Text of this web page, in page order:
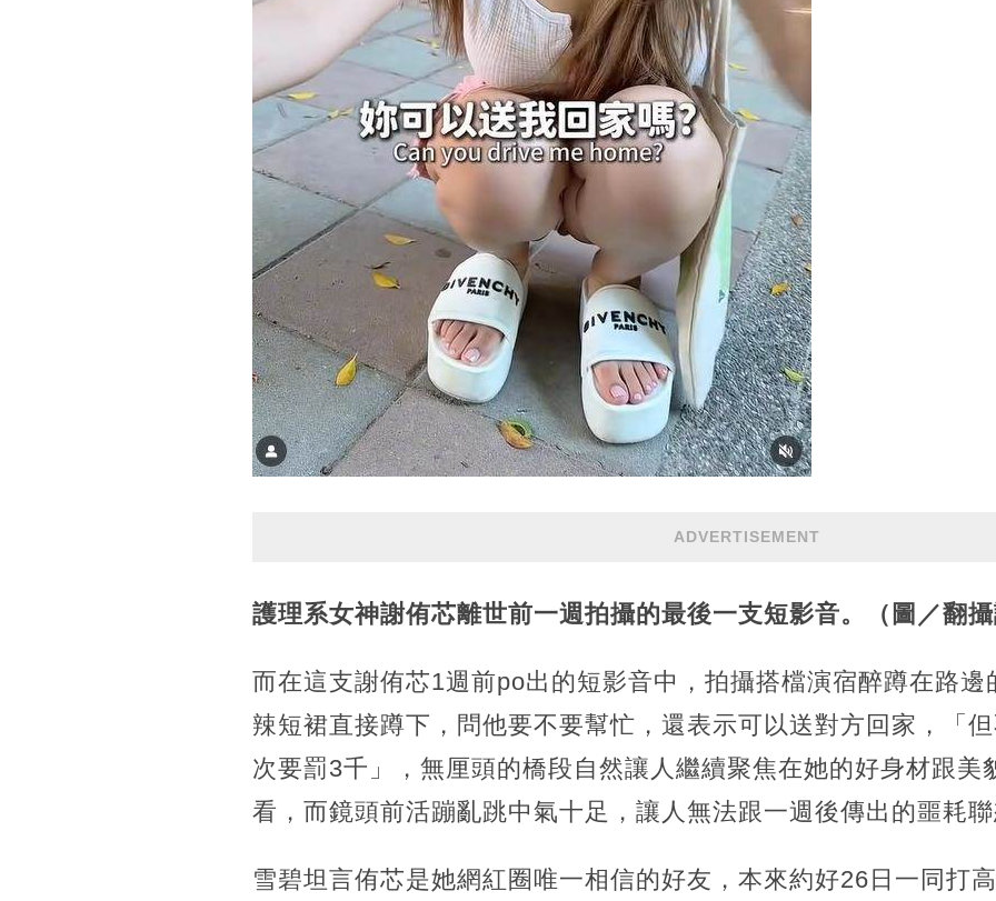
ADVERTISEMENT
護理系女神謝侑芯離世前一週拍攝的最後一支短影音。 （圖／翻
而在這支謝侑芯1週前po出的短影音中，拍攝搭檔演宿醉蹲在路邊
辣短裙直接蹲下，問他要不要幫忙，還表示可以送對方回家，「
次要罰3千」，無厘頭的橋段自然讓人繼續聚焦在她的好身材跟美
看，而鏡頭前活蹦亂跳中氣十足，讓人無法跟一週後傳出的噩耗聯
雪碧坦言侑芯是她網紅圈唯一相信的好友，本來約好26日一同打